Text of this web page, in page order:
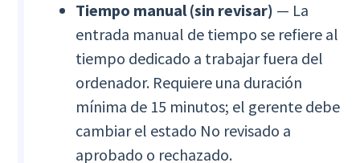
Tiempo manual (sin revisar) — La
entrada manual de tiempo se refiere al
tiempo dedicado a trabajar fuera del
ordenador. Requiere una duración
mínima de 15 minutos; el gerente debe
cambiar el estado No revisado a
aprobado o rechazado.